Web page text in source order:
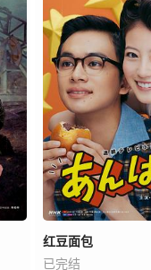
红豆面包
已完结